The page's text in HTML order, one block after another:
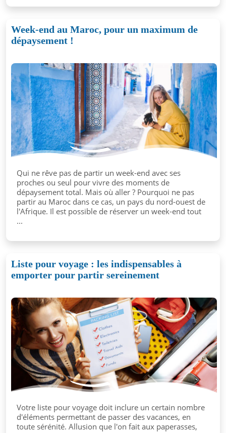
Week-end au Maroc, pour un maximum de
dépaysement !
Qui ne rêve pas de partir un week-end avec ses
proches ou seul pour vivre des moments de
dépaysement total. Mais où aller ? Pourquoi ne pas
partir au Maroc dans ce cas, un pays du nord-ouest de
l'Afrique. Il est possible de réserver un week-end tout
...
Liste pour voyage : les indispensables à
emporter pour partir sereinement
Votre liste pour voyage doit inclure un certain nombre
d'éléments permettant de passer des vacances, en
toute sérénité. Allusion que l'on fait aux paperasses,